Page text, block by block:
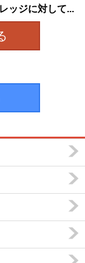
ッジに対して...